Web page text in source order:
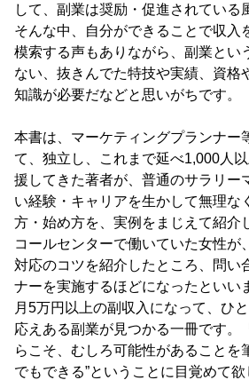
して、副業は奨励・促進されている
そんな中、自分ができることで収入
模索する声もありながら、副業とい
ない、抜きんでた特技や実績、資格
知識が必要だなどと思いがちです。
本書は、マーケティングプランナー
て、独立し、これまで延べ1,000人
援してきた著者が、普通のサラリー
い経験・キャリアを生かして無理な
方・始め方を、実例をまじえて紹介
コールセンターで働いていた女性が
対応のコツを紹介したところ、問い
ナーを実施するほどになったといい
月5万円以上の副収入になって、ひ
応えある副業が見つかる一冊です。
らこそ、むしろ可能性があることを
でもできる”ということに目覚めて